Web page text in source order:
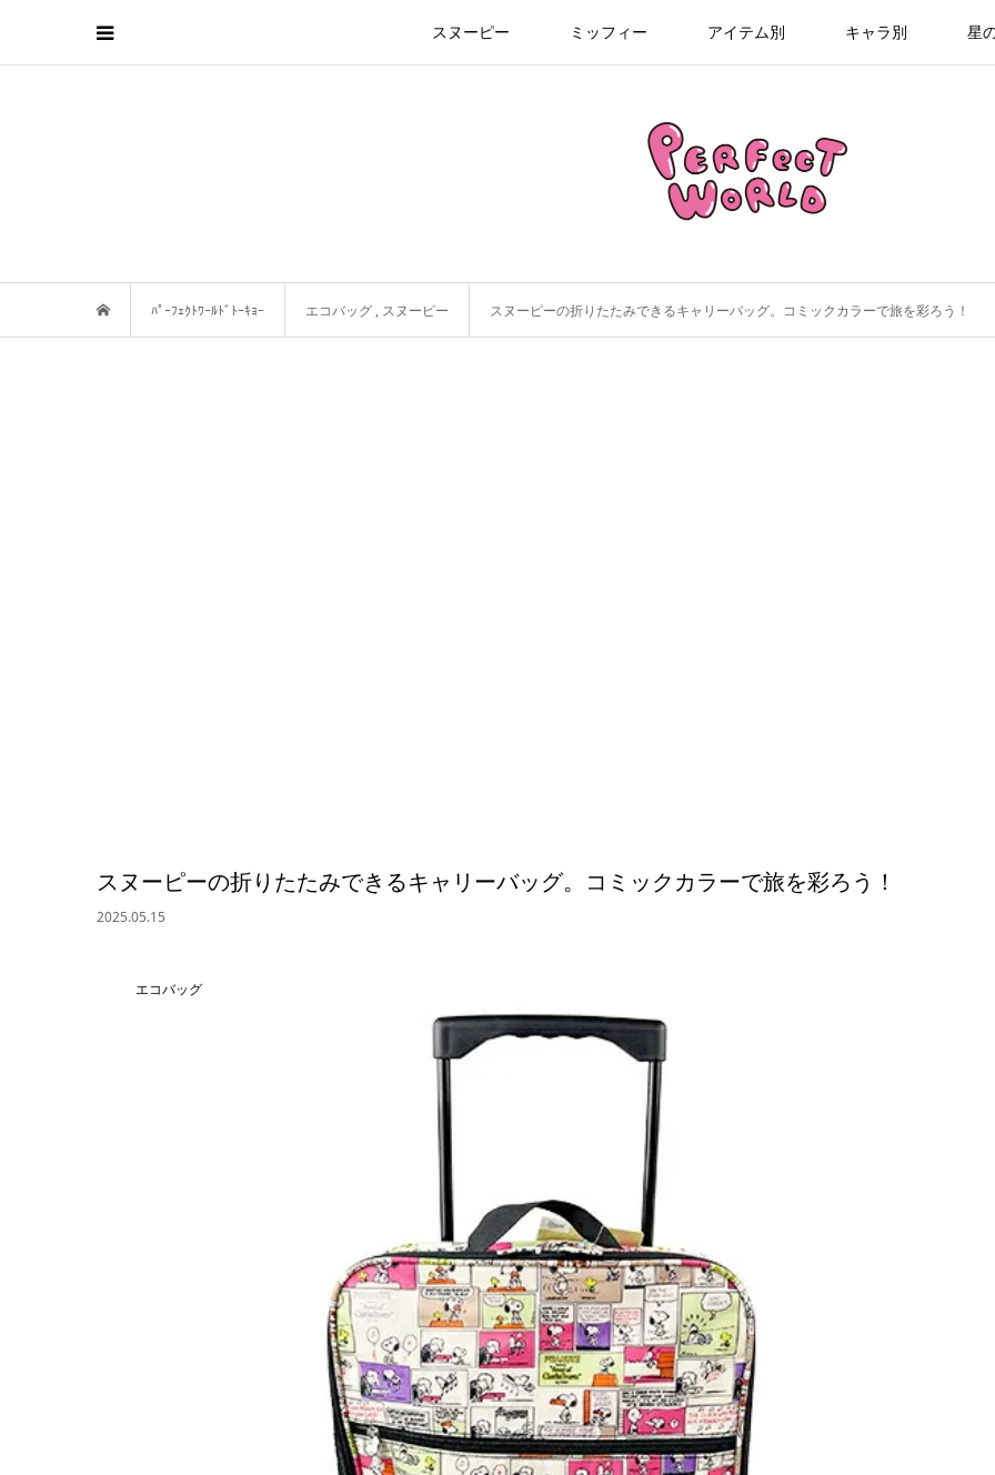
スヌーピー ミッフィー アイテム別 キャラ別 星
ﾊﾟｰﾌｪｸﾄﾜｰﾙﾄﾞﾄｰｷｮｰ エコバッグ , スヌーピー スヌーピーの折りたたみできるキャリーバッグ。コミックカラーで旅を彩ろう！
スヌーピーの折りたたみできるキャリーバッグ。コミックカラーで旅を彩ろう！
2025.05.15
エコバッグ